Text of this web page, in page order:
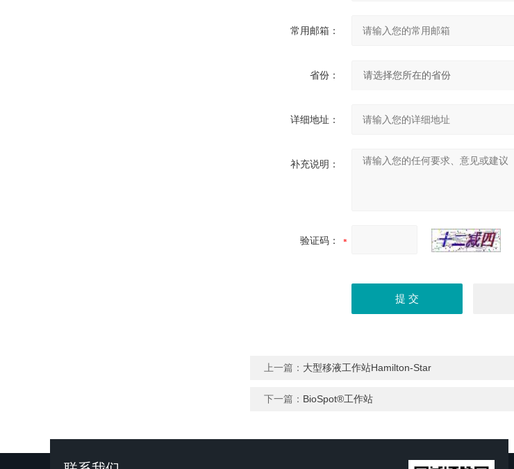
常用邮箱：
省份：
详细地址：
补充说明：
验证码：
上一篇： 大型移液工作站Hamilton-Star
下一篇： BioSpot®工作站